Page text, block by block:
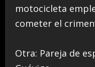
motocicleta
cometer el
Otra: Pareja de